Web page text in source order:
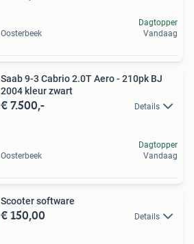
Oosterbeek
Dagtopper
Vandaag
Saab 9-3 Cabrio 2.0T Aero - 210pk BJ
2004 kleur zwart
€ 7.500,- Details
Oosterbeek
Dagtopper
Vandaag
Scooter software
€ 150,00 Details